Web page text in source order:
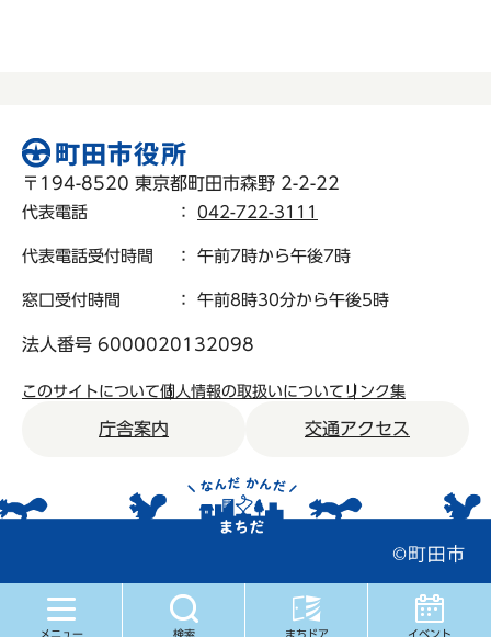
メニュー 検索 まちドア イベント
〒194-8520 東京都町田市森野 2-2-22
代表電話 ： 042-722-3111
代表電話受付時間 ： 午前7時から午後7時
窓口受付時間 ： 午前8時30分から午後5時
法人番号 6000020132098
このサイトについて個人情報の取扱いについて リンク集
庁舎案内 交通アクセス